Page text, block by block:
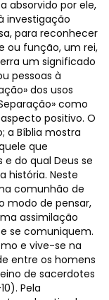
absorvido por ele,
investigação
para reconhecer
ou função, um rei,
um significado
pessoas à
dos usos
como
positivo. O
a Bíblia mostra
que
e do qual Deus se
história. Neste
comunhão de
modo de pensar,
assimilação
se comuniquem.
e vive-se na
entre os homens
de sacerdotes
Pela